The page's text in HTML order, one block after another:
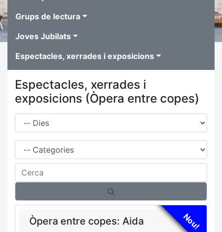
Grups de lectura
Joves Jubilats
Espectacles, xerrades i exposicions
Espectacles, xerrades i
exposicions (Òpera entre copes)
Dies
Família
Cerca
Nou!
Òpera entre copes: Aida